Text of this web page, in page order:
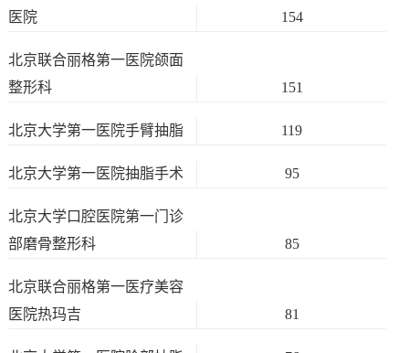
医院
154
北京联合丽格第一医院颌面
整形科
151
北京大学第一医院手臂抽脂 119
北京大学第一医院抽脂手术 95
北京大学口腔医院第一门诊
部磨骨整形科
85
北京联合丽格第一医疗美容
医院热玛吉
81